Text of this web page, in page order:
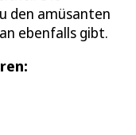
den amüsanten
ebenfalls gibt.